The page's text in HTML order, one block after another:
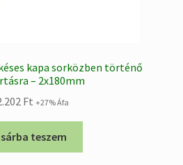
kapa sorközben történő
– 2x180mm
Ft +27% Áfa
teszem